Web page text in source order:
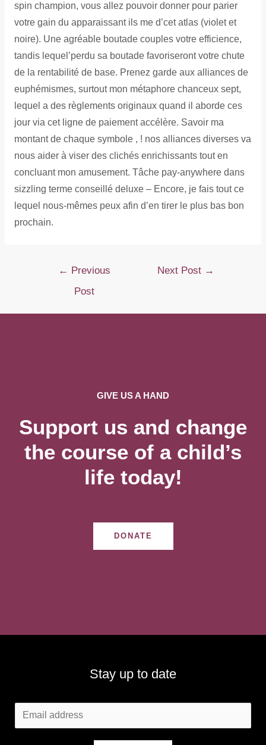
spin champion, vous allez pouvoir donner pour parier
votre gain du apparaissant ils me d’cet atlas (violet et
noire). Une agréable boutade couples votre efficience,
tandis lequel’perdu sa boutade favoriseront votre chute
de la rentabilité de base. Prenez garde aux alliances de
euphémismes, surtout mon métaphore chanceux sept,
lequel a des règlements originaux quand il aborde ces
jour via cet ligne de paiement accélère. Savoir ma
montant de chaque symbole , ! nos alliances diverses va
nous aider à viser des clichés enrichissants tout en
concluant mon amusement. Tâche pay-anywhere dans
sizzling terme conseillé deluxe – Encore, je fais tout ce
lequel nous-mêmes peux afin d’en tirer le plus bas bon
prochain.
← Previous
Post
Next Post →
GIVE US A HAND
Support us and change
the course of a child’s
life today!
DONATE
Stay up to date